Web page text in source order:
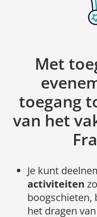
Met
toegang
van het
Je kunt
activiteiten
boogschieten,
het dragen